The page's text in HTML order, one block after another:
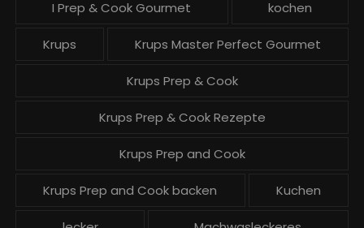
I Prep & Cook Gourmet kochen
Krups Krups Master Perfect Gourmet
Krups Prep & Cook
Krups Prep & Cook Rezepte
Krups Prep and Cook
Krups Prep and Cook backen Kuchen